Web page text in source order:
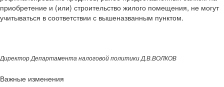
приобретение и (или) строительство жилого помещения, не могут
учитываться в соответствии с вышеназванным пунктом.
Директор Департамента налоговой политики Д.В.ВОЛКОВ
Важные изменения